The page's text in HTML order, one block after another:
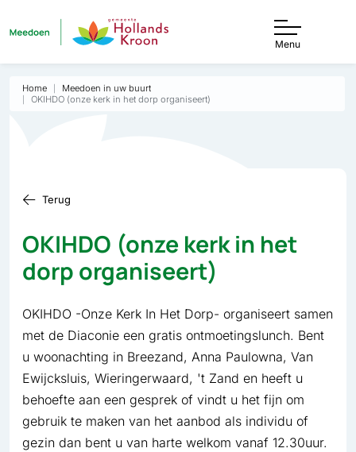
Menu
Home
Meedoen in uw buurt
OKIHDO (onze kerk in het dorp organiseert)
Terug
OKIHDO (onze kerk in het
dorp organiseert)
OKIHDO -Onze Kerk In Het Dorp- organiseert samen
met de Diaconie een gratis ontmoetingslunch. Bent
u woonachting in Breezand, Anna Paulowna, Van
Ewijcksluis, Wieringerwaard, 't Zand en heeft u
behoefte aan een gesprek of vindt u het fijn om
gebruik te maken van het aanbod als individu of
gezin dan bent u van harte welkom vanaf 12.30uur.